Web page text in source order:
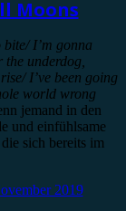
Moons
I’m gonna
underdog,
I’ve been going
world wrong
jemand in den
und einfühlsame
sich bereits im
2019